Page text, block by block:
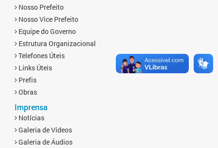
Nosso Prefeito
Nosso Vice Prefeito
Equipe do Governo
Estrutura Organizacional
Telefones Úteis
Links Úteis
Prefis
Obras
Imprensa
Notícias
Galeria de Vídeos
Galeria de Áudios